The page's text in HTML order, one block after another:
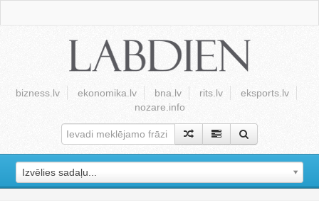
bizness.lv ekonomika.lv bna.lv rits.lv
eksports.lv
nozare.info
Izvēlies sadaļu...